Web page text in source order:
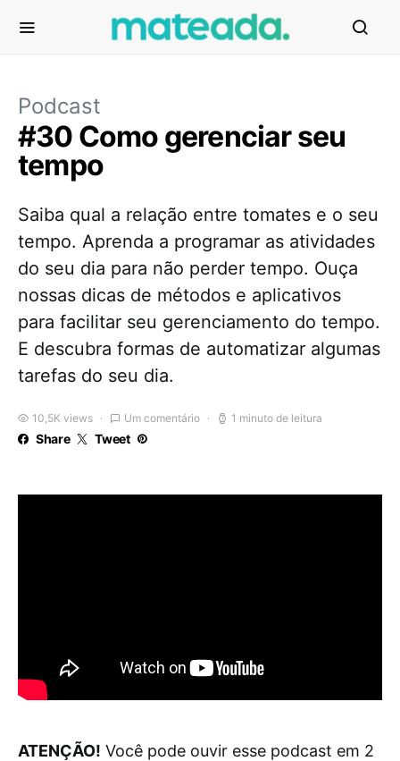
Podcast
#30 Como gerenciar seu
tempo
Saiba qual a relação entre tomates e o seu
tempo. Aprenda a programar as atividades
do seu dia para não perder tempo. Ouça
nossas dicas de métodos e aplicativos
para facilitar seu gerenciamento do tempo.
E descubra formas de automatizar algumas
tarefas do seu dia.
10,5K views Um comentário 1 minuto de leitura
Share Tweet
ATENÇÃO! Você pode ouvir esse podcast em 2